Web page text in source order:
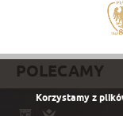
POLECAMY
Korzystamy z